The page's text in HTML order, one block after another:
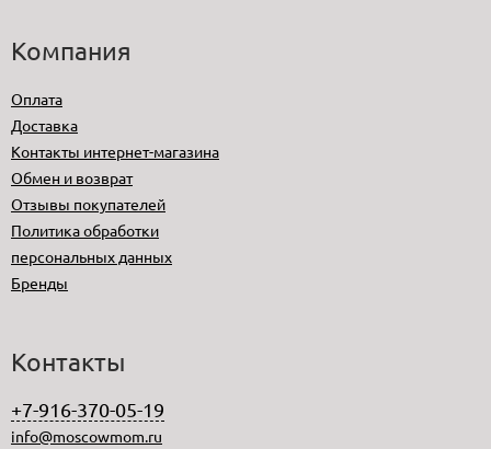
Компания
Оплата
Доставка
Контакты интернет-магазина
Обмен и возврат
Отзывы покупателей
Политика обработки
персональных данных
Бренды
Контакты
+7-916-370-05-19
info@moscowmom.ru